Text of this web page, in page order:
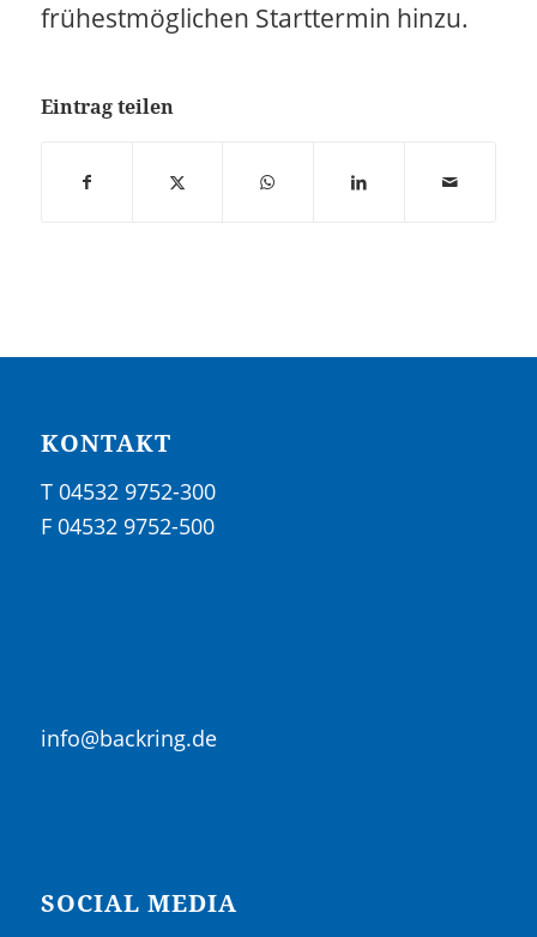
frühestmöglichen Starttermin hinzu.
Eintrag teilen
KONTAKT
T 04532 9752-300
F 04532 9752-500
info@backring.de
SOCIAL MEDIA